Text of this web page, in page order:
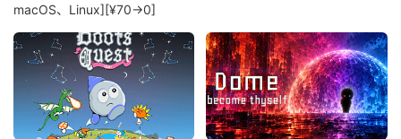
macOS、Linux][¥70→0]